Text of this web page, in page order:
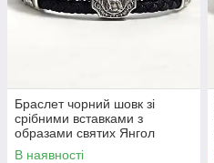
Браслет чорний шовк зі
срібними вставками з
образами святих Янгол
Охоронець
В наявності